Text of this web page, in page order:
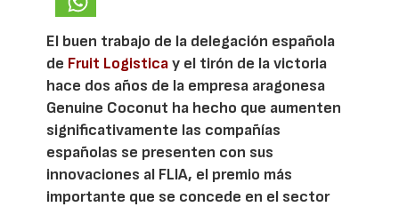
El buen trabajo de la delegación española
de Fruit Logisticay el tirón de la victoria
hace dos años de la empresa aragonesa
Genuine Coconut ha hecho que aumenten
significativamente las compañías
españolas se presenten con sus
innovaciones al FLIA, el premio más
importante que se concede en el sector